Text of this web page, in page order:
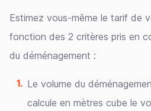
Estimez vous-même le tarif de
fonction des 2 critères pris en
du déménagement :
Le volume du
calcule en mètres cube le